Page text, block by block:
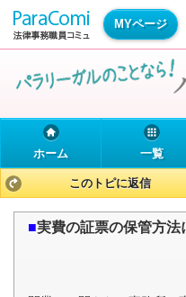
MYページ
ホーム 一覧
このトピに返信
■実費の証票の保管方法